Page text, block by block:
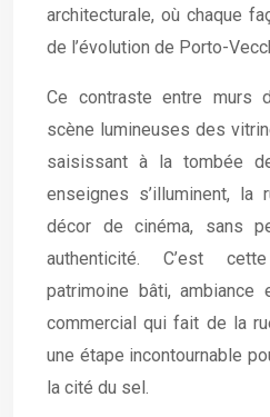
architecturale, où chaque
de l’évolution de Porto-
Ce contraste entre murs
scène lumineuses des
saisissant à la tombée
enseignes s’illuminent,
décor de cinéma, sans
authenticité. C’est
patrimoine bâti, ambiance
commercial qui fait de la
une étape incontournable
la cité du sel.